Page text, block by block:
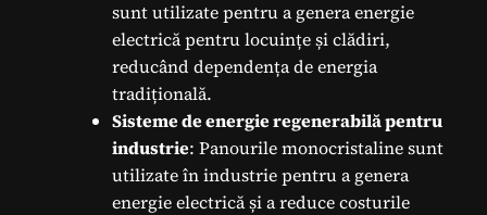
sunt utilizate pentru a genera energie
electrică pentru locuințe și clădiri,
reducând dependența de energia
tradițională.
Sisteme de energie regenerabilă pentru
industrie: Panourile monocristaline sunt
utilizate în industrie pentru a genera
energie electrică și a reduce costurile